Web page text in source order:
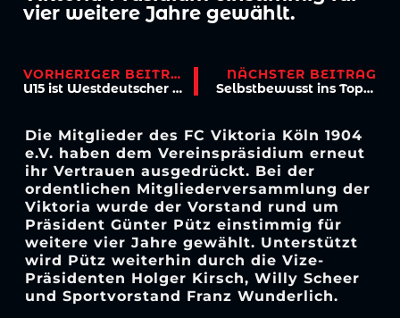
vier weitere Jahre gewählt.
VORHERIGER BEITRAG
U15 ist Westdeutscher Meister im Futsal!
NÄCHSTER BEITRAG
Selbstbewusst ins Topspiel
Die Mitglieder des FC Viktoria Köln 1904
e.V. haben dem Vereinspräsidium erneut
ihr Vertrauen ausgedrückt. Bei der
ordentlichen Mitgliederversammlung der
Viktoria wurde der Vorstand rund um
Präsident Günter Pütz einstimmig für
weitere vier Jahre gewählt. Unterstützt
wird Pütz weiterhin durch die Vize-
Präsidenten Holger Kirsch, Willy Scheer
und Sportvorstand Franz Wunderlich.